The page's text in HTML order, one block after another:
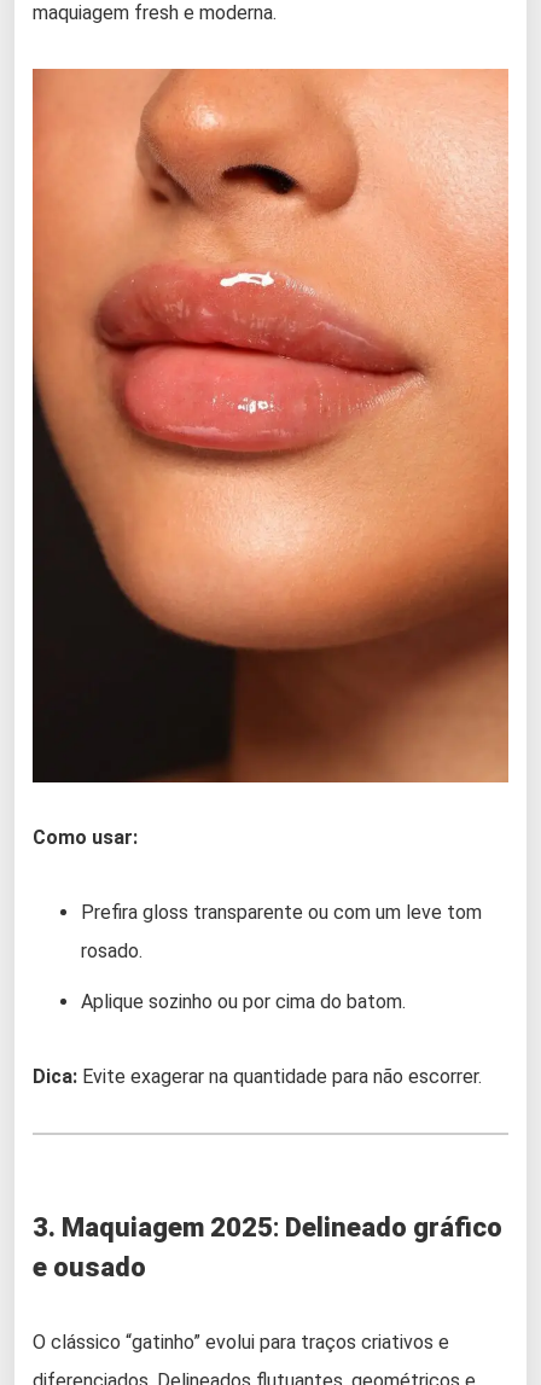
maquiagem fresh e moderna.
Como usar:
Prefira gloss transparente ou com um leve tom
rosado.
Aplique sozinho ou por cima do batom.
Dica: Evite exagerar na quantidade para não escorrer.
3. Maquiagem 2025: Delineado gráfico
e ousado
O clássico “gatinho” evolui para traços criativos e